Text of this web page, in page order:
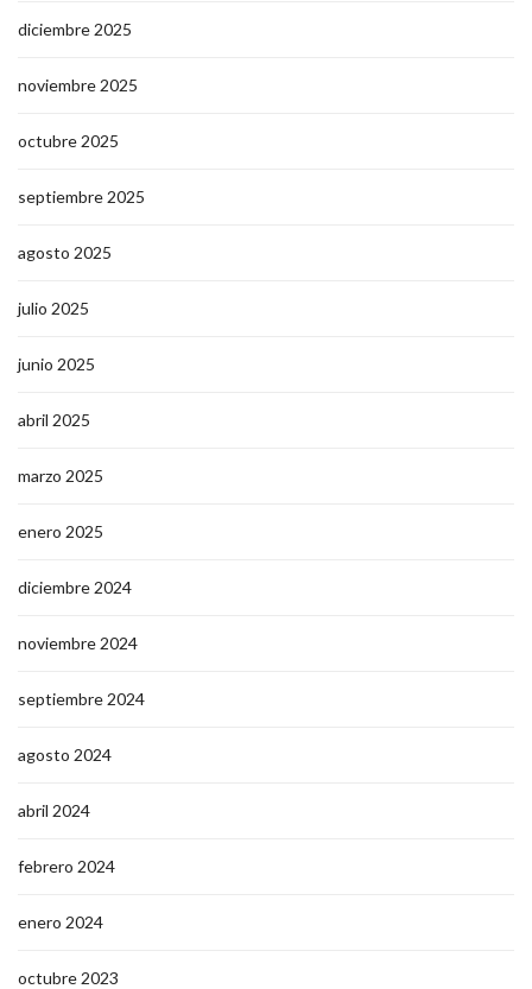
diciembre 2025
noviembre 2025
octubre 2025
septiembre 2025
agosto 2025
julio 2025
junio 2025
abril 2025
marzo 2025
enero 2025
diciembre 2024
noviembre 2024
septiembre 2024
agosto 2024
abril 2024
febrero 2024
enero 2024
octubre 2023